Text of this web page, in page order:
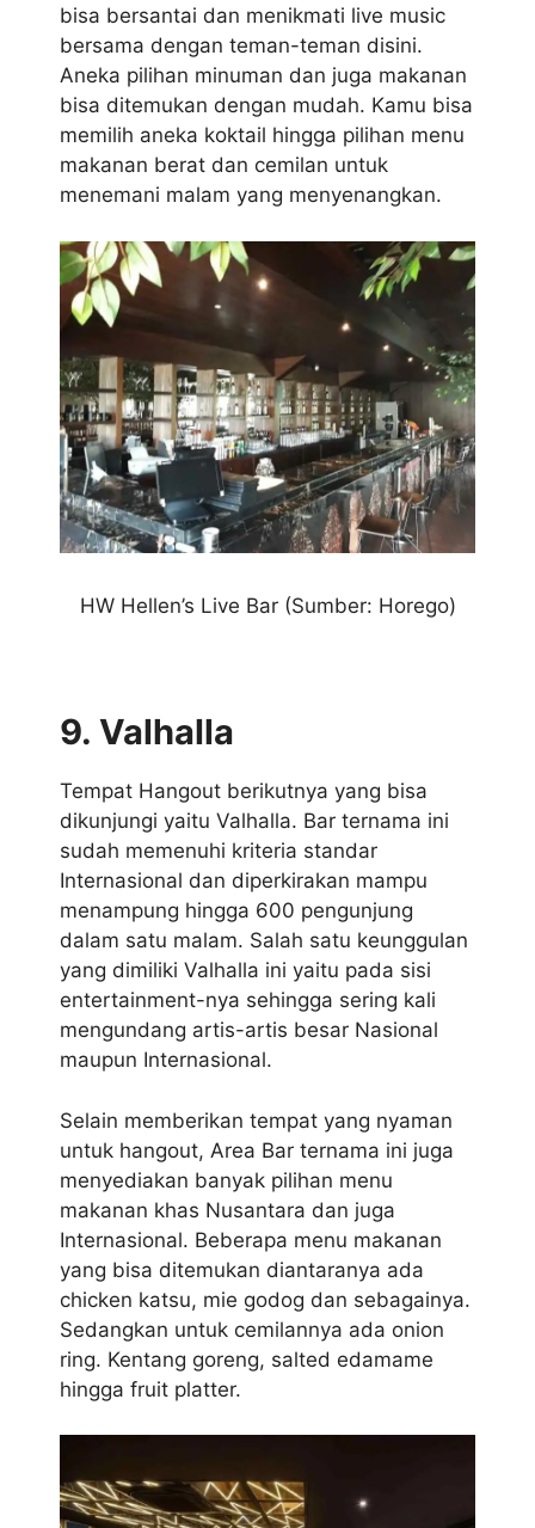
bisa bersantai dan menikmati live music
bersama dengan teman-teman disini.
Aneka pilihan minuman dan juga makanan
bisa ditemukan dengan mudah. Kamu bisa
memilih aneka koktail hingga pilihan menu
makanan berat dan cemilan untuk
menemani malam yang menyenangkan.
HW Hellen’s Live Bar(Sumber: Horego)
9. Valhalla
Tempat Hangout berikutnya yang bisa
dikunjungi yaitu Valhalla. Bar ternama ini
sudah memenuhi kriteria standar
Internasional dan diperkirakan mampu
menampung hingga 600 pengunjung
dalam satu malam. Salah satu keunggulan
yang dimiliki Valhalla ini yaitu pada sisi
entertainment-nya sehingga sering kali
mengundang artis-artis besar Nasional
maupun Internasional.
Selain memberikan tempat yang nyaman
untuk hangout, Area Bar ternama ini juga
menyediakan banyak pilihan menu
makanan khas Nusantara dan juga
Internasional. Beberapa menu makanan
yang bisa ditemukan diantaranya ada
chicken katsu, mie godog dan sebagainya.
Sedangkan untuk cemilannya ada onion
ring. Kentang goreng, salted edamame
hingga fruit platter.